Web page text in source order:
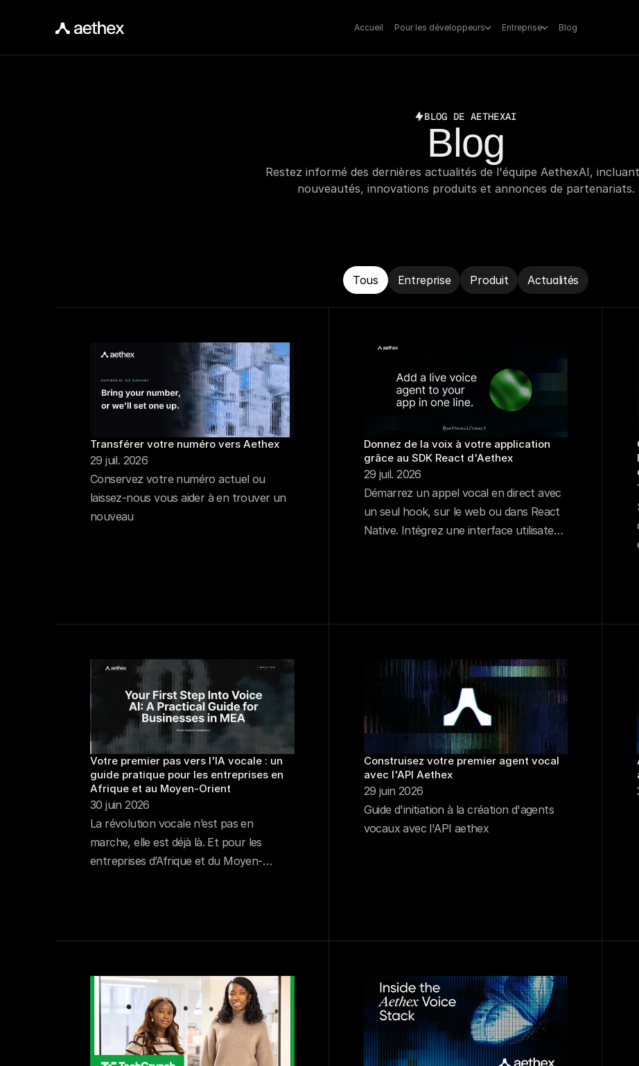
Accueil Pour les développeurs Entreprise Blog
BLOG DE AETHEXAI
Blog
Restez informé des dernières actualités de l'équipe AethexAI,
nouveautés, innovations produits et annonces de partenariats.
Tous Entreprise Produit Actualités
Transférer votre numéro vers Aethex
29 juil. 2026
Conservez votre numéro actuel ou
laissez-nous vous aider à en trouver un
nouveau
Donnez de la voix à votre application
grâce au SDK React d'Aethex
29 juil. 2026
Démarrez un appel vocal en direct avec
un seul hook, sur le web ou dans React
Native. Intégrez une interface utilisateur
Votre premier pas vers l'IA vocale : un
guide pratique pour les entreprises en
Afrique et au Moyen-Orient
30 juin 2026
La révolution vocale n’est pas en
marche, elle est déjà là. Et pour les
entreprises d’Afrique et du Moyen-
Construisez votre premier agent vocal
avec l'API Aethex
29 juin 2026
Guide d'initiation à la création d'agents
vocaux avec l'API aethex